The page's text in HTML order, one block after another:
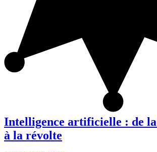
Intelligence artificielle : de
à la révolte